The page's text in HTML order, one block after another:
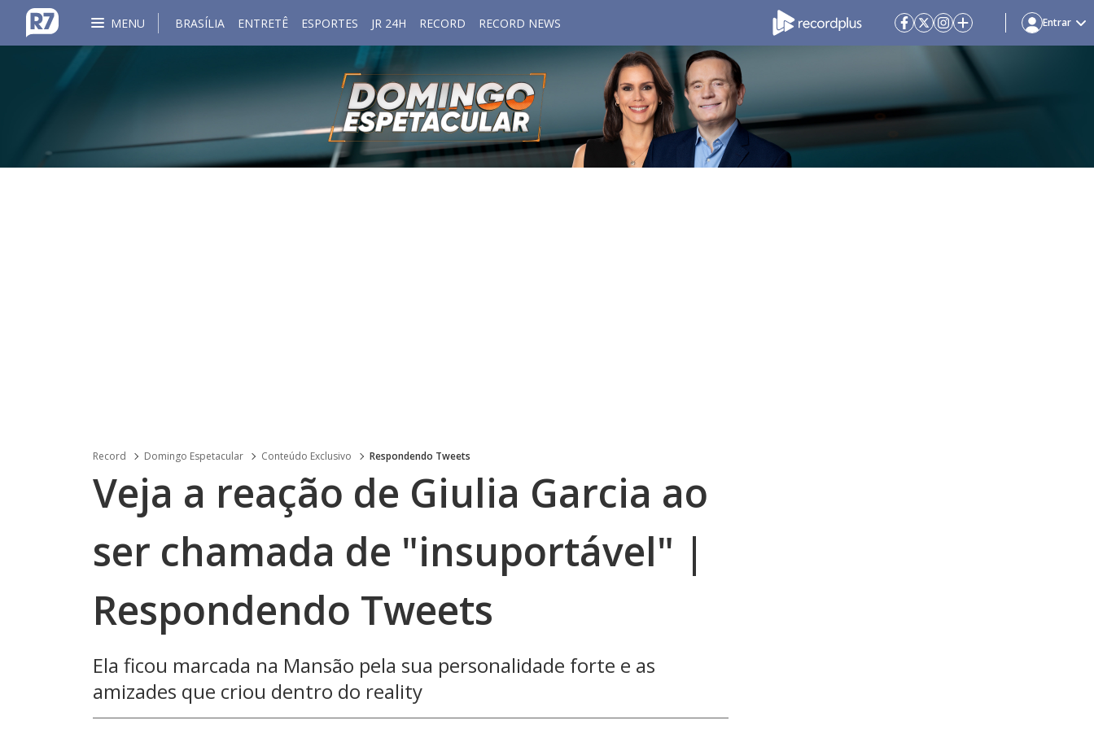
MENU BRASÍLIA ENTRETÊ ESPORTES JR 24H RECORD RECORD NEWS Entrar
Record Domingo Espetacular Conteúdo Exclusivo Respondendo Tweets
Veja a reação de Giulia Garcia ao
ser chamada de "insuportável" |
Respondendo Tweets
Ela ficou marcada na Mansão pela sua personalidade forte e as
amizades que criou dentro do reality